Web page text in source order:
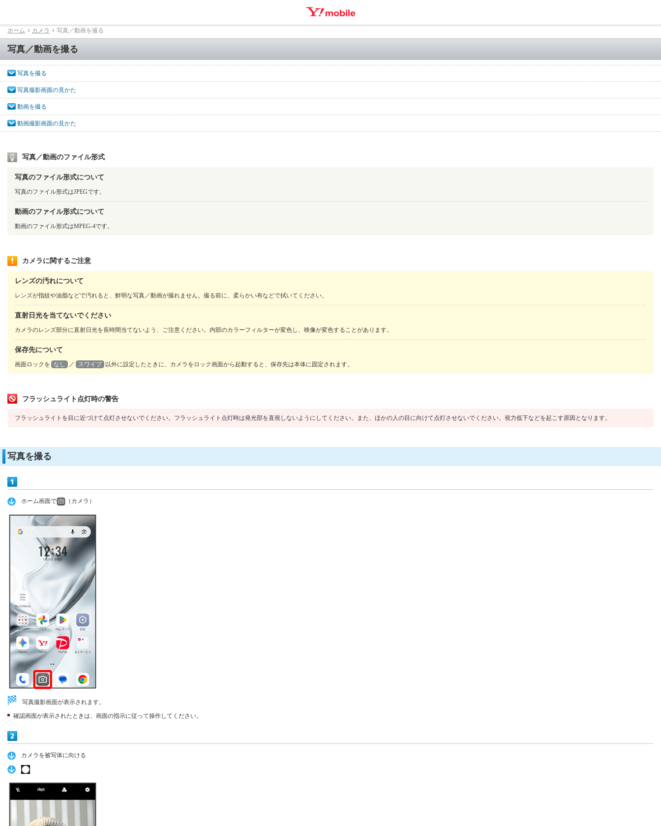
ホーム カメラ 写真／動画を撮る
写真／動画を撮る
写真を撮る
写真撮影画面の見かた
動画を撮る
動画撮影画面の見かた
写真／動画のファイル形式
写真のファイル形式について
写真のファイル形式はJPEGです。
動画のファイル形式について
動画のファイル形式はMPEG-4です。
カメラに関するご注意
レンズの汚れについて
レンズが指紋や油脂などで汚れると、鮮明な写真／動画が撮れません。撮る前に、柔らかい布などで拭いてください。
直射日光を当てないでください
カメラのレンズ部分に直射日光を長時間当てないよう、ご注意ください。内部のカラーフィルターが変色し、映像が変色することがあります。
保存先について
画面ロックを なし ／ スワイプ 以外に設定したときに、カメラをロック画面から起動すると、保存先は本体に固定されます。
フラッシュライト点灯時の警告
フラッシュライトを目に近づけて点灯させないでください。フラッシュライト点灯時は発光部を直視しないようにしてください。また、ほかの人の目に向けて点灯させないでください。視力低下などを起こす原因となります。
写真を撮る
ホーム画面で （カメラ）
写真撮影画面が表示されます。
確認画面が表示されたときは、画面の指示に従って操作してください。
カメラを被写体に向ける